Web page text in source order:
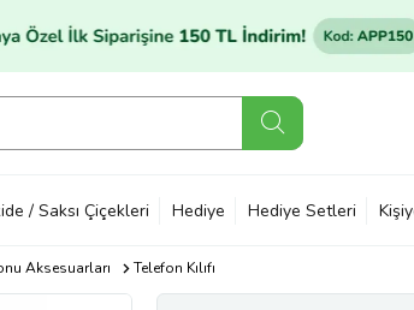
/ Saksı Çiçekleri Hediye Hediye Setleri
Aksesuarları Telefon Kılıfı